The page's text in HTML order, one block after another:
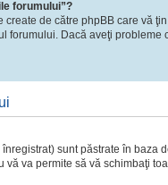
forumului”?
de către phpBB care vă
forumului. Dacă aveţi
sunt păstrate în
va permite să vă schimbaţi